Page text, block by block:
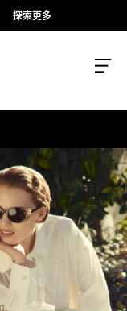
探索更多